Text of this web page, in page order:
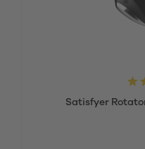
Satisfyer